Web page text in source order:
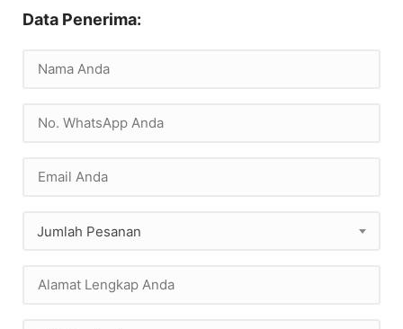
Data Penerima:
Jumlah Pesanan